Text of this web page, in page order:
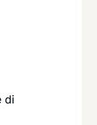
di